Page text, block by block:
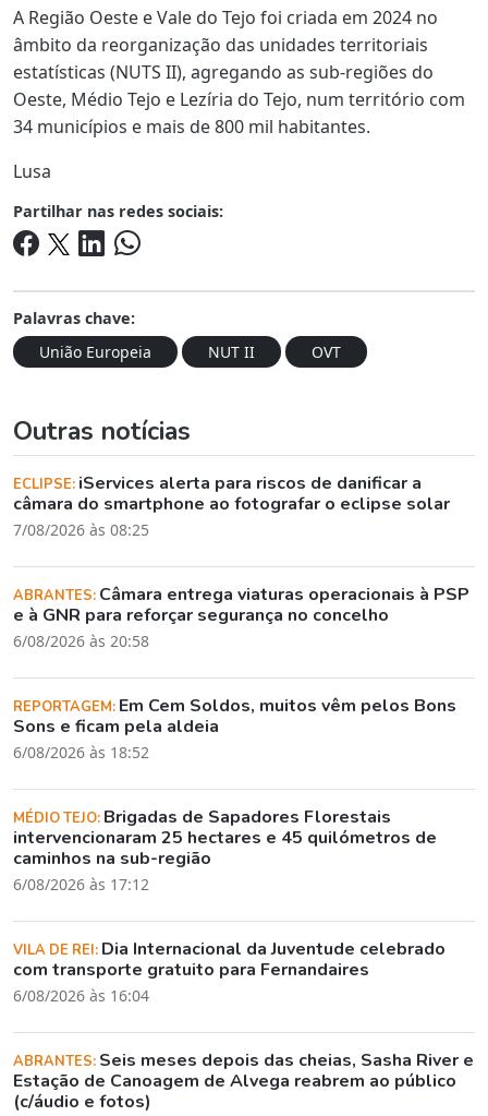
A Região Oeste e Vale do Tejo foi criada em 2024 no
âmbito da reorganização das unidades territoriais
estatísticas (NUTS II), agregando as sub-regiões do
Oeste, Médio Tejo e Lezíria do Tejo, num território com
34 municípios e mais de 800 mil habitantes.
Lusa
Partilhar nas redes sociais:
Palavras chave:
União Europeia
NUT II OVT
Outras notícias
ECLIPSE: iServices alerta para riscos de danificar a
câmara do smartphone ao fotografar o eclipse solar
7/08/2026 às 08:25
ABRANTES: Câmara entrega viaturas operacionais à PSP
e à GNR para reforçar segurança no concelho
6/08/2026 às 20:58
REPORTAGEM: Em Cem Soldos, muitos vêm pelos Bons
Sons e ficam pela aldeia
6/08/2026 às 18:52
MÉDIO TEJO: Brigadas de Sapadores Florestais
intervencionaram 25 hectares e 45 quilómetros de
caminhos na sub-região
6/08/2026 às 17:12
VILA DE REI: Dia Internacional da Juventude celebrado
com transporte gratuito para Fernandaires
6/08/2026 às 16:04
ABRANTES: Seis meses depois das cheias, Sasha River e
Estação de Canoagem de Alvega reabrem ao público
(c/áudio e fotos)